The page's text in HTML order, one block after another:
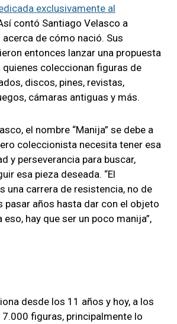
exclusivamente al
contó Santiago Velasco a
acerca de cómo nació. Sus
entonces lanzar una propuesta
quienes coleccionan figuras de
discos, pines, revistas,
cámaras antiguas y más.
el nombre “Manija” se debe a
coleccionista necesita tener esa
y perseverancia para buscar,
esa pieza deseada. “El
una carrera de resistencia, no de
pasar años hasta dar con el objeto
hay que ser un poco manija”,
desde los 11 años y hoy, a los
figuras, principalmente lo